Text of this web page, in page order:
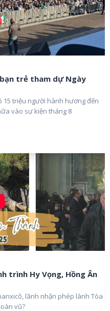
trẻ tham dự Ngày
15 triệu người hành hương đến
vào sự kiện tháng 8
trình Hy Vọng, Hồng Ân
lãnh nhận phép lành Tòa
vũ?